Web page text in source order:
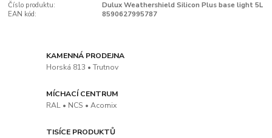
Číslo produktu:
Dulux Weathershield Silicon Plus base light 5L
EAN kód:
8590627995787
KAMENNÁ PRODEJNA
Horská 813 • Trutnov
MÍCHACÍ CENTRUM
RAL • NCS • Acomix
TISÍCE PRODUKTŮ